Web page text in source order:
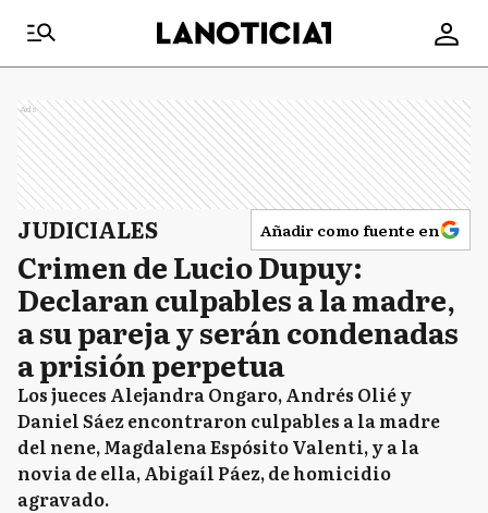
Ads
JUDICIALES Añadir como fuente en
Crimen de Lucio Dupuy:
Declaran culpables a la madre,
a su pareja y serán condenadas
a prisión perpetua
Los jueces Alejandra Ongaro, Andrés Olié y
Daniel Sáez encontraron culpables a la madre
del nene, Magdalena Espósito Valenti, y a la
novia de ella, Abigaíl Páez, de homicidio
agravado.